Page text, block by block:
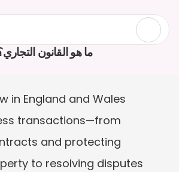
ما هو القانون
in England and Wales
transactions—from
and protecting
to resolving disputes